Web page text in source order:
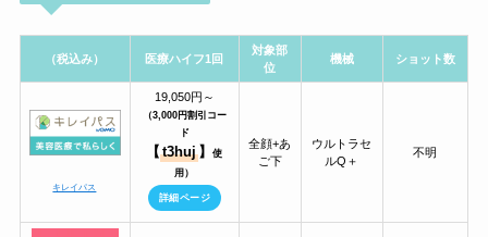
（税込み） 医療ハイフ1回
対象部
位
機械 ショット数
キレイパス
19,050円～
（3,000円割引コー
ド
【t3huj】使
用）
詳細ページ
全顔+あ
ご下
ウルトラセ
ルQ＋
不明